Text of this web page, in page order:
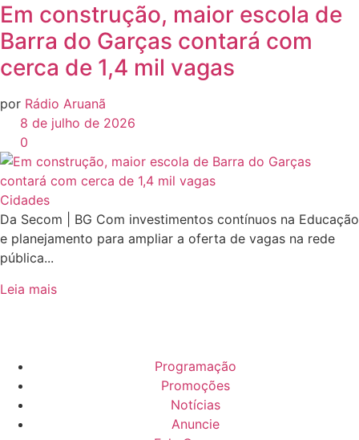
Em construção, maior escola de
Barra do Garças contará com
cerca de 1,4 mil vagas
por Rádio Aruanã
8 de julho de 2026
0
Cidades
Da Secom | BG Com investimentos contínuos na Educação
e planejamento para ampliar a oferta de vagas na rede
pública...
Leia mais
Programação
Promoções
Notícias
Anuncie